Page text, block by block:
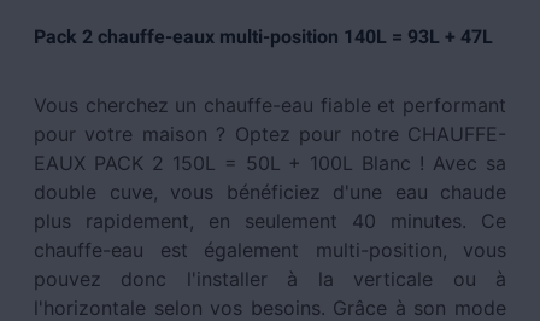
Pack 2 chauffe-eaux multi-position 140L = 93L + 47L
Vous cherchez un chauffe-eau fiable et performant
pour votre maison ? Optez pour notre CHAUFFE-
EAUX PACK 2 150L = 50L + 100L Blanc ! Avec sa
double cuve, vous bénéficiez d'une eau chaude
plus rapidement, en seulement 40 minutes. Ce
chauffe-eau est également multi-position, vous
pouvez donc l'installer à la verticale ou à
l'horizontale selon vos besoins. Grâce à son mode